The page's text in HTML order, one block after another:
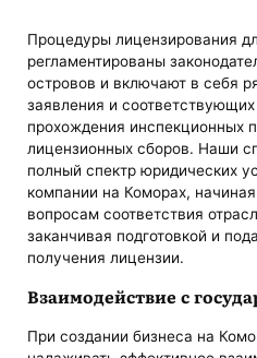
Процедуры лицензирования
регламентированы
островов и включают в себя
заявления и
прохождения инспекционных
лицензионных сборов. Наши
полный спектр юридических
компании на Коморах,
вопросам соответствия
заканчивая подготовкой и
получения лицензии.
Взаимодействие с
При создании бизнеса на